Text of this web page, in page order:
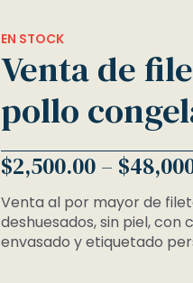
EN STOCK
Venta de
pollo
$2,500.00 – $
Venta al por mayor de
deshuesados, sin piel, con
envasado y etiquetado